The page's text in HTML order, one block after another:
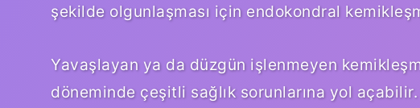
şekilde olgunlaşması için endokondral
Yavaşlayan ya da düzgün işlenmeyen
döneminde çeşitli sağlık sorunlarına yol açabilir.